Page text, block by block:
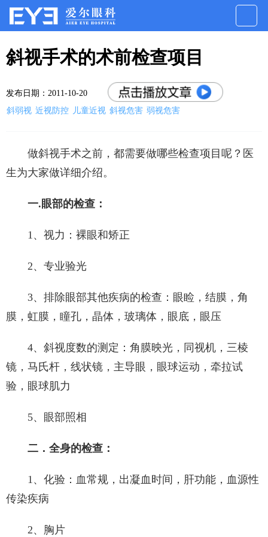
斜视手术的术前检查项目
发布日期：2011-10-20
斜弱视 近视防控 儿童近视 斜视危害 弱视危害
做斜视手术之前，都需要做哪些检查项目呢？医
生为大家做详细介绍。
一.眼部的检查：
1、视力：裸眼和矫正
2、专业验光
3、排除眼部其他疾病的检查：眼睑，结膜，角
膜，虹膜，瞳孔，晶体，玻璃体，眼底，眼压
4、斜视度数的测定：角膜映光，同视机，三棱
镜，马氏杆，线状镜，主导眼，眼球运动，牵拉试
验，眼球肌力
5、眼部照相
二．全身的检查：
1、化验：血常规，出凝血时间，肝功能，血源性
传染疾病
2、胸片